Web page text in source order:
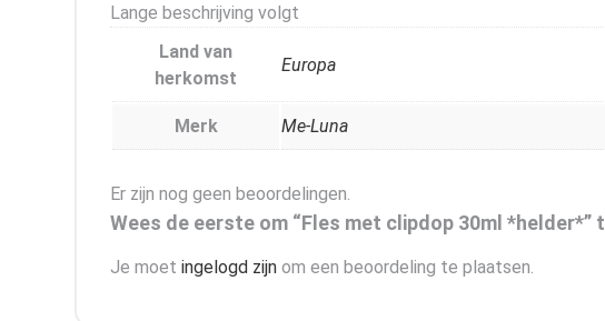
Lange beschrijving volgt
Land van
herkomst
Europa
Merk Me-Luna
Er zijn nog geen beoordelingen.
Wees de eerste om “Fles met clipdop 30ml *helder*”
Je moet ingelogd zijn om een beoordeling te plaatsen.